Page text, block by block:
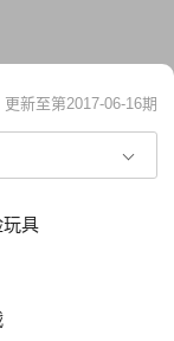
更新至第2017-06-16期
具